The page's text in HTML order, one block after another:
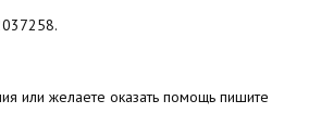
или желаете оказать помощь пишите